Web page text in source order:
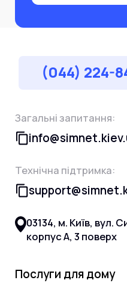
(044) 224-
Загальні запитання:
Технічна підтримка:
03134, м. Київ, вул.
корпус А, 3 поверх
Послуги для дому